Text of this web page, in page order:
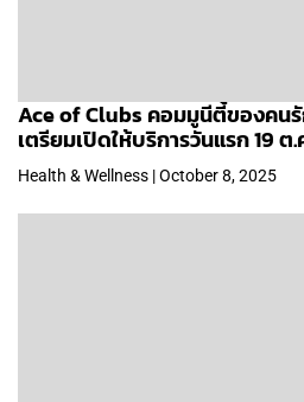
Ace of Clubs คอมมูนีตี้ของคนรั
เตรียมเปิดให้บริการวันแรก 19 ต.
Health & Wellness | October 8, 2025